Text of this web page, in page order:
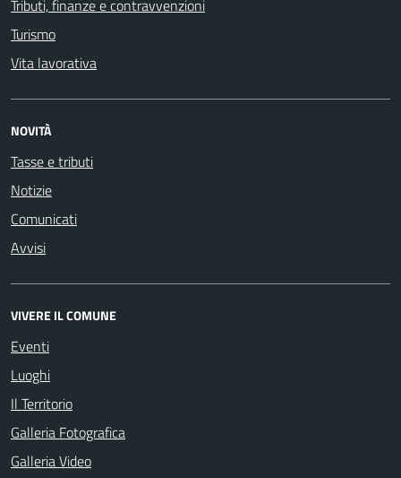
Tributi, finanze e contravvenzioni
Turismo
Vita lavorativa
NOVITÀ
Tasse e tributi
Notizie
Comunicati
Avvisi
VIVERE IL COMUNE
Eventi
Luoghi
Il Territorio
Galleria Fotografica
Galleria Video